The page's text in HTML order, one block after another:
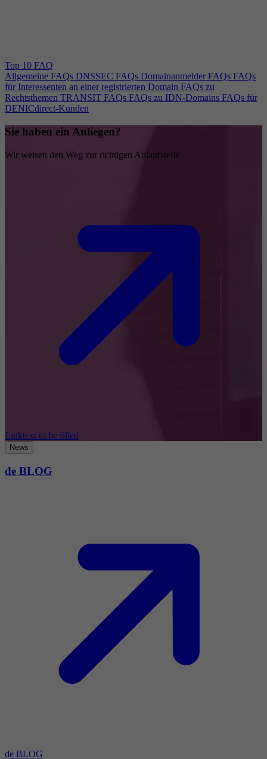
Top 10 FAQ
Allgemeine FAQs DNSSEC FAQs Domainanmelder FAQs FAQs
für Interessenten an einer registrierten Domain FAQs zu
Rechtsthemen TRANSIT FAQs FAQs zu IDN-Domains FAQs für
DENICdirect-Kunden
Sie haben ein Anliegen?
Wir weisen den Weg zur richtigen Anlaufstelle
Linktext to be filled
News
de BLOG
de BLOG